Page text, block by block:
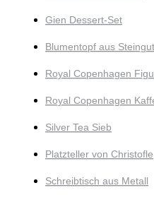
Gien Dessert-Set
Blumentopf aus Steingut
Royal Copenhagen
Royal Copenhagen
Silver Tea Sieb
Platzteller von Christofle
Schreibtisch aus Metall